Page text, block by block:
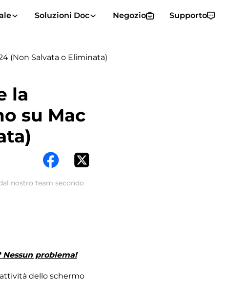
Soluzioni Doc Negozio Supporto
(Non Salvata o Eliminata)
la
su Mac
nostro team secondo
problema!
dello schermo